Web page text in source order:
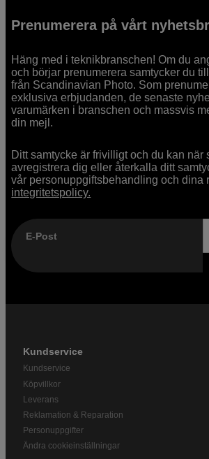
Prenumerera på vårt
Häng med i teknikbranschen! Om du
och börjar prenumerera samtycker du
från Scandinavian Photo. Som
exklusiva erbjudanden, de senaste
varumärken i branschen och massvis
din mejl.
Ditt samtycke är frivilligt och du kan när
avregistrera dig eller återkalla ditt
vår personuppgiftsbehandling och dina
integritetspolicy.
E-Post
Kundservice
Kundservice
Köpvillkor
Leverans
Reklamation & Reparation
Personuppgifter
Ändra cookieinställningar